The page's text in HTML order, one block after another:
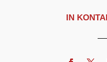
IN